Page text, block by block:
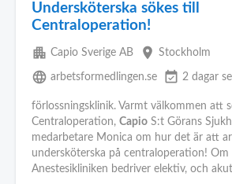
Undersköterska sökes till
Centraloperation!
apartment Capio Sverige AB place Stockholm
language arbetsformedlingen.se event_available 2 dagar
förlossningsklinik. Varmt välkommen att
Centraloperation, Capio S:t Görans
medarbetare Monica om hur det är att
undersköterska på centraloperation! Om
Anestesikliniken bedriver elektiv, och